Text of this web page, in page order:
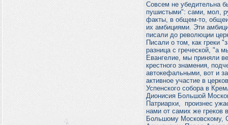
Совсем не убедительна
пушистыми": сами, мол,
факты, в общем-то,
их амбициями. Эти
писали до революции
Писали о том, как греки
разница с греческой, "а
Евангелие, мы приняли
крестного знамения,
автокефальными, вот и
активное участие в
Успенского собора в
Дионисия Большой
Патриархи, произнес
нами от самих же греков
Большому Московскому,